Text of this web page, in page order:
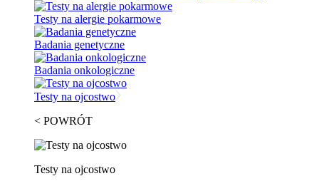
Testy na alergie pokarmowe
Badania genetyczne
Badania onkologiczne
Testy na ojcostwo
< POWRÓT
Testy na ojcostwo